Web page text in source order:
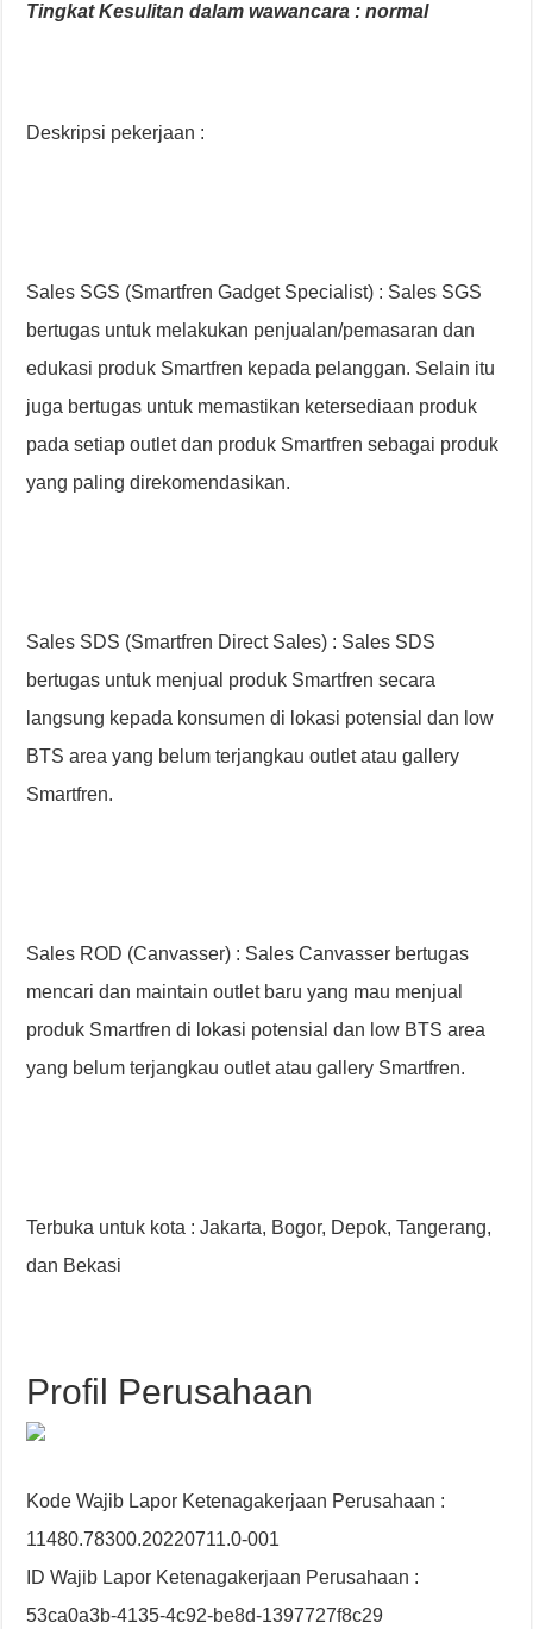
Tingkat Kesulitan dalam wawancara : normal
Deskripsi pekerjaan :
Sales SGS (Smartfren Gadget Specialist) : Sales SGS
bertugas untuk melakukan penjualan/pemasaran dan
edukasi produk Smartfren kepada pelanggan. Selain itu
juga bertugas untuk memastikan ketersediaan produk
pada setiap outlet dan produk Smartfren sebagai produk
yang paling direkomendasikan.
Sales SDS (Smartfren Direct Sales) : Sales SDS
bertugas untuk menjual produk Smartfren secara
langsung kepada konsumen di lokasi potensial dan low
BTS area yang belum terjangkau outlet atau gallery
Smartfren.
Sales ROD (Canvasser) : Sales Canvasser bertugas
mencari dan maintain outlet baru yang mau menjual
produk Smartfren di lokasi potensial dan low BTS area
yang belum terjangkau outlet atau gallery Smartfren.
Terbuka untuk kota : Jakarta, Bogor, Depok, Tangerang,
dan Bekasi
Profil Perusahaan
Kode Wajib Lapor Ketenagakerjaan Perusahaan :
11480.78300.20220711.0-001
ID Wajib Lapor Ketenagakerjaan Perusahaan :
53ca0a3b-4135-4c92-be8d-1397727f8c29